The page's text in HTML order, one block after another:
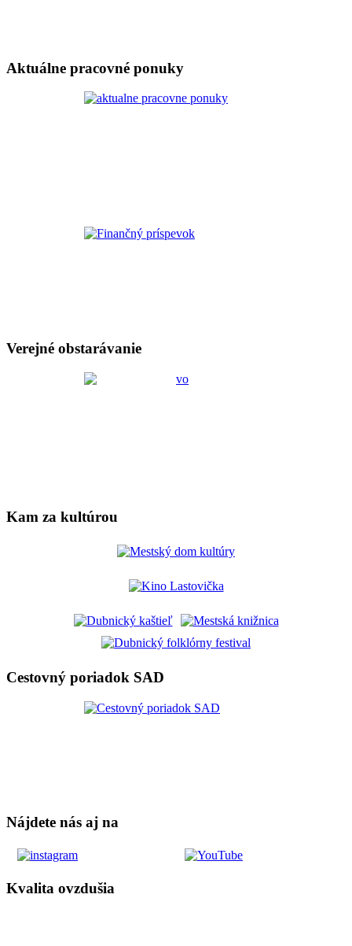
Aktuálne pracovné ponuky
Verejné obstarávanie
Kam za kultúrou
Cestovný poriadok SAD
Nájdete nás aj na
Kvalita ovzdušia